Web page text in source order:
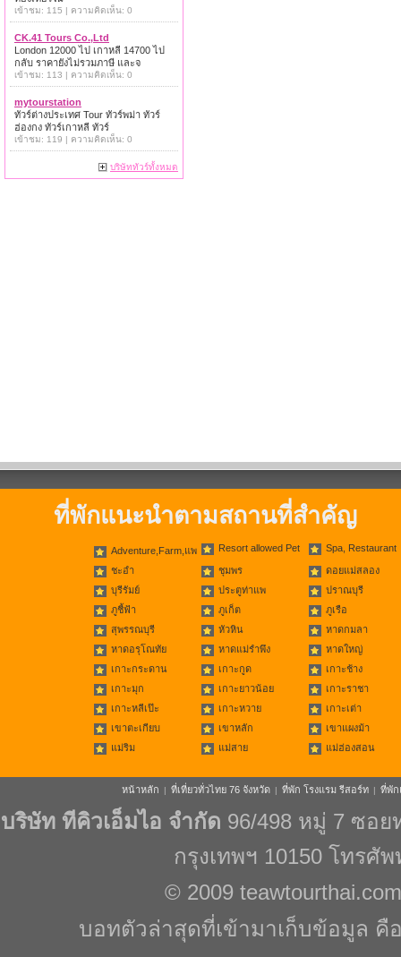
เข้าชม: 115 | ความคิดเห็น: 0
CK.41 Tours Co.,Ltd
London 12000 ไป เกาหลี 14700 ไป
กลับ ราคายังไม่รวมภาษี และจ
เข้าชม: 113 | ความคิดเห็น: 0
mytourstation
ทัวร์ต่างประเทศ Tour ทัวร์พม่า ทัวร์
ฮ่องกง ทัวร์เกาหลี ทัวร์
เข้าชม: 119 | ความคิดเห็น: 0
บริษัททัวร์ทั้งหมด
ที่พักแนะนำตามสถานที่สำคัญ
Adventure,Farm,แพ Resort allowed Pet Spa, Restaurant
ชะอำ ชุมพร
ดอยแม่สลอง
บุรีรัมย์
ประตูท่าแพ
ปราณบุรี
ภูชี้ฟ้า
ภูเก็ต
ภูเรือ
สุพรรณบุรี
หัวหิน
หาดกมลา
หาดอรุโณทัย
หาดแม่รำพึง
หาดใหญ่
เกาะกระดาน
เกาะกูด
เกาะช้าง
เกาะมุก
เกาะยาวน้อย
เกาะราชา
เกาะหลีเป๊ะ
เกาะหวาย
เกาะเต่า
เขาตะเกียบ
เขาหลัก
เขาแผงม้า
แม่ริม
แม่สาย แม่ฮ่องสอน
หน้าหลัก | ที่เที่ยวทั่วไทย 76 จังหวัด | ที่พัก โรงแรม รีสอร์ท | ที่พัก
บริษัท ทีคิวเอ็มไอ จำกัด 96/498 หมู่ 7 ซอ
กรุงเทพฯ 10150 โทรศั
© 2009 teawtourthai.com
บอทตัวล่าสุดที่เข้ามาเก็บข้อมูล คือ